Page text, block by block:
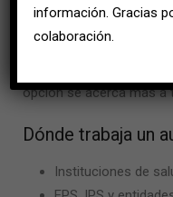
¿Dónde puede
opción se acerca más a
Dónde trabaja un
Instituciones de
información. Gracias
colaboración.